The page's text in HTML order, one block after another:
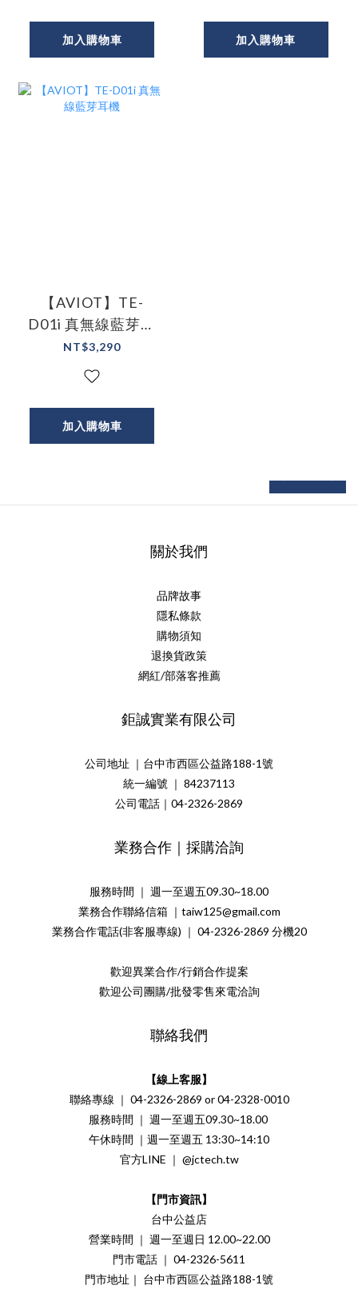
加入購物車 加入購物車
【AVIOT】TE-
D01i 真無線藍芽耳
機
NT$3,290
加入購物車
關於我們
品牌故事
隱私條款
購物須知
退換貨政策
網紅/部落客推薦
鉅誠實業有限公司
公司地址 ｜台中市西區公益路188-1號
統一編號 ｜ 84237113
公司電話｜04-2326-2869
業務合作｜採購洽詢
服務時間 ｜ 週一至週五09.30~18.00
業務合作聯絡信箱 ｜taiw125@gmail.com
業務合作電話(非客服專線) ｜ 04-2326-2869 分機20
歡迎異業合作/行銷合作提案
歡迎公司團購/批發零售來電洽詢
聯絡我們
【線上客服】
聯絡專線 ｜ 04-2326-2869 or 04-2328-0010
服務時間 ｜ 週一至週五09.30~18.00
午休時間 ｜週一至週五 13:30~14:10
官方LINE ｜ @jctech.tw
【門市資訊】
台中公益店
營業時間 ｜ 週一至週日 12.00~22.00
門市電話 ｜ 04-2326-5611
門市地址｜ 台中市西區公益路188-1號